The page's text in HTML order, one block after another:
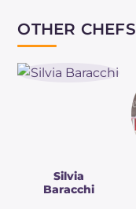
OTHER CHEFS
Silvia
Baracchi